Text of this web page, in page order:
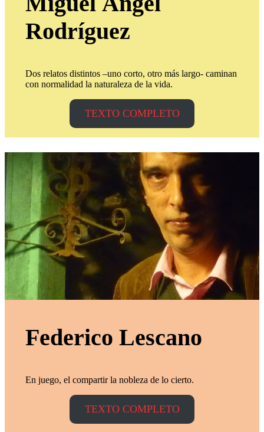
Rodríguez
Dos relatos distintos –uno corto, otro más largo- caminan
con normalidad la naturaleza de la vida.
TEXTO COMPLETO
Federico Lescano
En juego, el compartir la nobleza de lo cierto.
TEXTO COMPLETO